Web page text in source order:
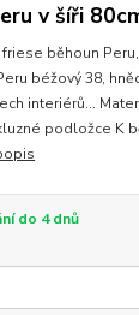
v šíři
běhoun
béžový 38,
interiérů...
podložce K
do 4 dnů